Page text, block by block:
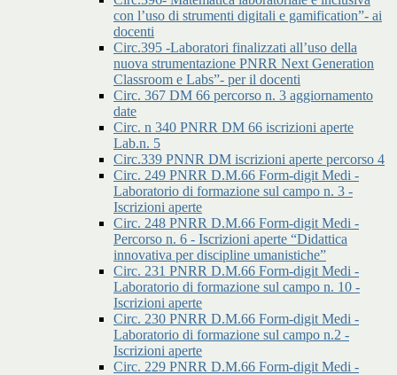
con l’uso di strumenti digitali e gamification”- ai
docenti
Circ.395 -Laboratori finalizzati all’uso della
nuova strumentazione PNRR Next Generation
Classroom e Labs”- per il docenti
Circ. 367 DM 66 percorso n. 3 aggiornamento
date
Circ. n 340 PNRR DM 66 iscrizioni aperte
Lab.n. 5
Circ.339 PNNR DM iscrizioni aperte percorso 4
Circ. 249 PNRR D.M.66 Form-digit Medi -
Laboratorio di formazione sul campo n. 3 -
Iscrizioni aperte
Circ. 248 PNRR D.M.66 Form-digit Medi -
Percorso n. 6 - Iscrizioni aperte “Didattica
innovativa per discipline umanistiche”
Circ. 231 PNRR D.M.66 Form-digit Medi -
Laboratorio di formazione sul campo n. 10 -
Iscrizioni aperte
Circ. 230 PNRR D.M.66 Form-digit Medi -
Laboratorio di formazione sul campo n.2 -
Iscrizioni aperte
Circ. 229 PNRR D.M.66 Form-digit Medi -